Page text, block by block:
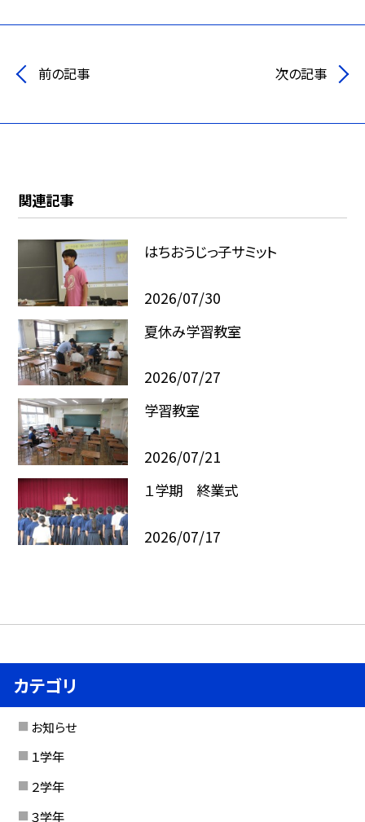
前の記事 次の記事
関連記事
はちおうじっ子サミット
2026/07/30
夏休み学習教室
2026/07/27
学習教室
2026/07/21
１学期 終業式
2026/07/17
カテゴリ
お知らせ
１学年
２学年
３学年